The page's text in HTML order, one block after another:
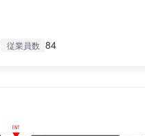
従業員数 84